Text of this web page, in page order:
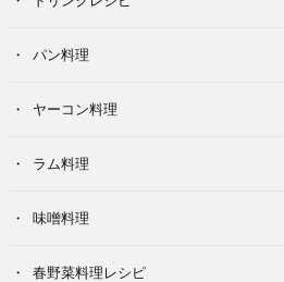
パン料理
ヤーコン料理
ラム料理
味噌料理
春野菜料理レシピ